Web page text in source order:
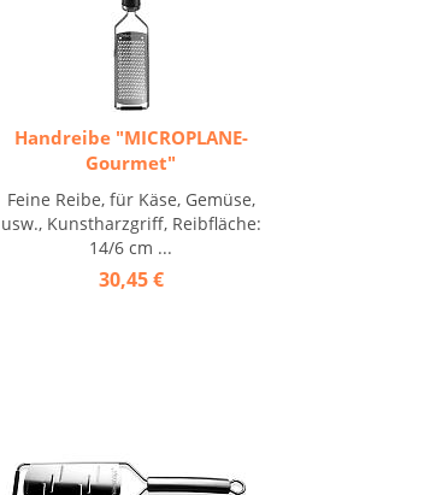
Handreibe "MICROPLANE-
Gourmet"
Feine Reibe, für Käse, Gemüse,
usw., Kunstharzgriff, Reibfläche:
14/6 cm ...
30,45 €